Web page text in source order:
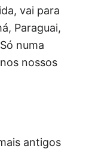
vai para
Paraguai,
numa
nossos
antigos